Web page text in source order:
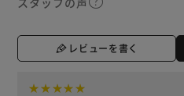
レビューを書く